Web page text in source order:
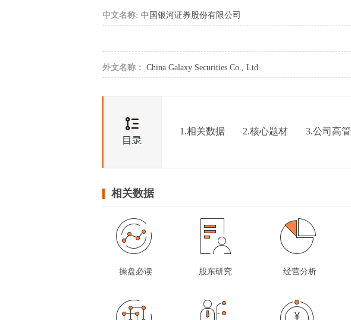
中文名称: 中国银河证券股份有限公司
外文名称： China Galaxy Securities Co., Ltd.
1.相关数据 2.核心题材 3.公司高管
相关数据
操盘必读 股东研究 经营分析